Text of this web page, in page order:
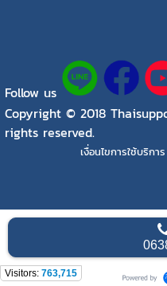
Follow us
Copyright © 2018
rights reserved.
เงื่อนไขการใช้บริก
Visitors: 763,715